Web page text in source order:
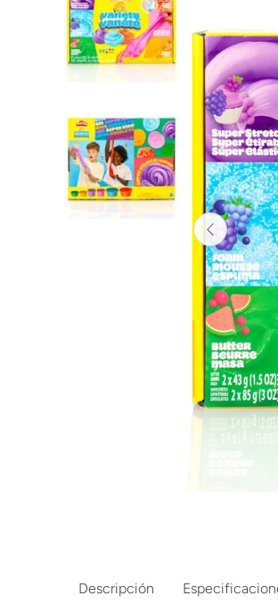
Figuras de Acción
Gadgets y Electrónicos
Lanzadores
Muñecas
Construcción
Descripción